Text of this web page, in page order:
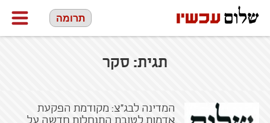
תרומה
תגית: סקר
המדינה לבג"צ: מקודמת הפקעת